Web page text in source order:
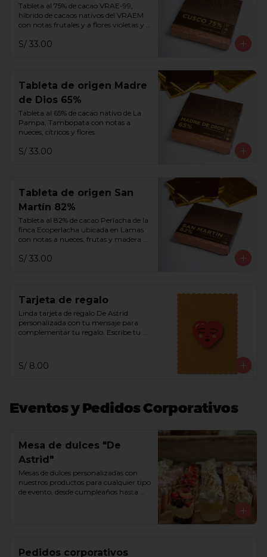
Tableta al 75% de cacao VRAE-99,
híbrido de cacaos nativos del VRAEM
con notas frutales y a flores violetas y
S/ 33.00
Tableta de origen Madre
de Dios 65%
Tableta al 65% de cacao nativo de La
Pampa, Tambopata con notas a
nueces, cítricos y flores.
S/ 33.00
Tableta de origen San
Martín 82%
Tableta al 82% de cacao Perlacha de la
finca Ecoperlacha ubicada en Lamas
con notas a nueces, frutas y madera
S/ 33.00
Tarjeta de regalo
Linda tarjeta de regalo De Astrid
personalizada con tu mensaje para
complementar tu regalo. Escribe tu
S/ 8.00
Eventos y Pedidos Corporativos
Mesa de dulces "De
Astrid"
Mesas de dulces personalizadas con
nuestros productos para cualquier tipo
de evento, desde cumpleaños hasta
Comunícate con nosotros a través del
Pedidos corporativos